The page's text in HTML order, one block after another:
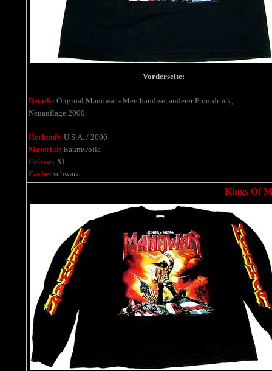
Vorderseite:
Details: Original Manowar - Merchandise, anderer Frontdruck,
Neuauflage 2000,
Herkunft: U.S.A. / 2000
Material: Baumwolle
Grösse: XL
Farbe: schwarz
Kings Of